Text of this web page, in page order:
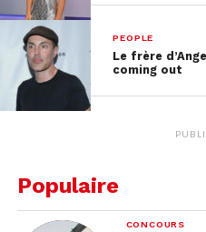
PEOPLE
Le frère
coming out
Populaire
CONCOURS